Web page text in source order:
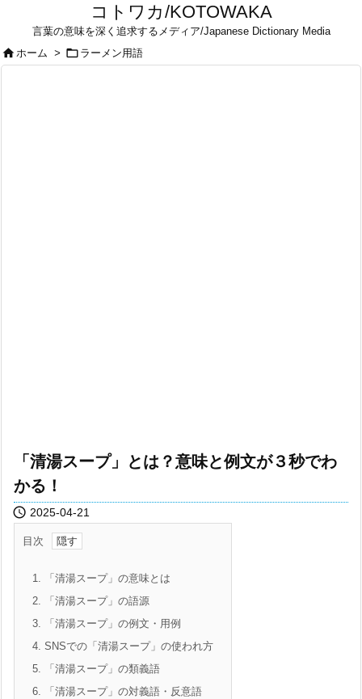
コトワカ/KOTOWAKA
言葉の意味を深く追求するメディア/Japanese Dictionary Media
ホーム >  ラーメン用語
「清湯スープ」とは？意味と例文が３秒でわ
かる！
 2025-04-21
目次
1. 「清湯スープ」の意味とは
2. 「清湯スープ」の語源
3. 「清湯スープ」の例文・用例
4. SNSでの「清湯スープ」の使われ方
5. 「清湯スープ」の類義語
6. 「清湯スープ」の対義語・反意語